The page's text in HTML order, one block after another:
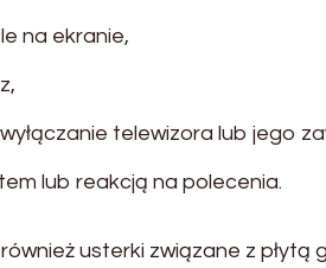
na ekranie,
telewizora lub jego
lub reakcją na polecenia.
usterki związane z płytą